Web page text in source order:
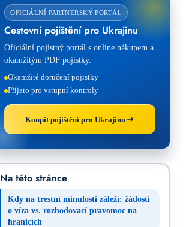
OFICIÁLNÍ PARTNERSKÝ PORTÁL
Cestovní pojištění pro Ukrajinu
Oficiální pojistný portál s online nákupem a
okamžitým PDF pojistky.
Okamžité doručení pojistky
Přijato pro vstupní kontroly
Koupit pojištění pro Ukrajinu
Na této stránce
Kdy na trestní minulosti záleží: žádosti
o víza vs. rozhodovací pravomoc na
hranicích